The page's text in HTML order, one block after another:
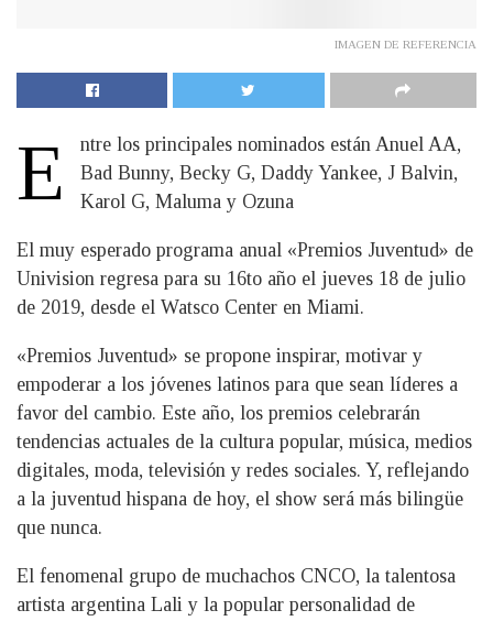
IMAGEN DE REFERENCIA
E
ntre los principales nominados están Anuel AA,
Bad Bunny, Becky G, Daddy Yankee, J Balvin,
Karol G, Maluma y Ozuna
El muy esperado programa anual «Premios Juventud» de
Univision regresa para su 16to año el jueves 18 de julio
de 2019, desde el Watsco Center en Miami.
«Premios Juventud» se propone inspirar, motivar y
empoderar a los jóvenes latinos para que sean líderes a
favor del cambio. Este año, los premios celebrarán
tendencias actuales de la cultura popular, música, medios
digitales, moda, televisión y redes sociales. Y, reflejando
a la juventud hispana de hoy, el show será más bilingüe
que nunca.
El fenomenal grupo de muchachos CNCO, la talentosa
artista argentina Lali y la popular personalidad de